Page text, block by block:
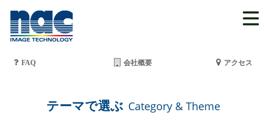
FAQ 会社概要 アクセス
テーマで選ぶ Category & Theme